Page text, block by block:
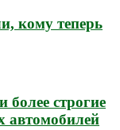
кому теперь
более строгие
автомобилей